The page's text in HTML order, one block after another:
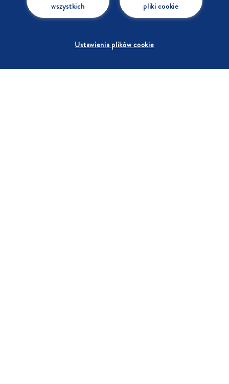
pliki cookie
wszystkich
Ustawienia plików cookie